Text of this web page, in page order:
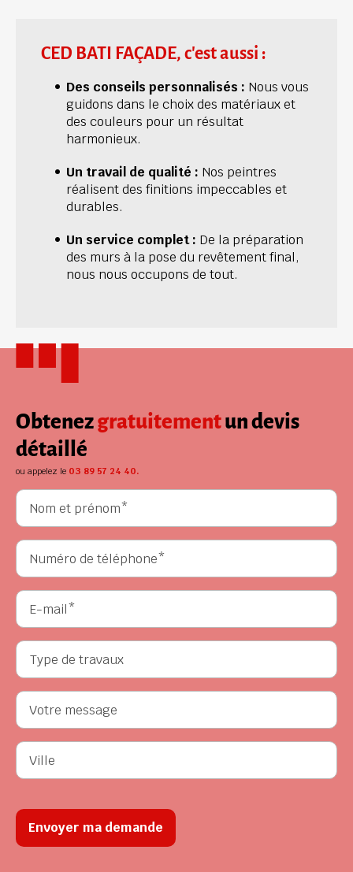
CED BATI FAÇADE, c'est aussi :
Des conseils personnalisés : Nous vous
guidons dans le choix des matériaux et
des couleurs pour un résultat
harmonieux.
Un travail de qualité : Nos peintres
réalisent des finitions impeccables et
durables.
Un service complet : De la préparation
des murs à la pose du revêtement final,
nous nous occupons de tout.
Obtenezgratuitementun devis
détaillé
ou appelez le 03 89 57 24 40.